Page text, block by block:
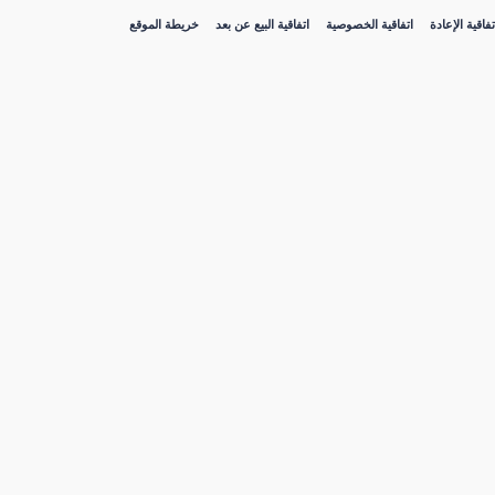
خريطة الموقع اتفاقية البيع عن بعد اتفاقية الخصوصية الإعادة